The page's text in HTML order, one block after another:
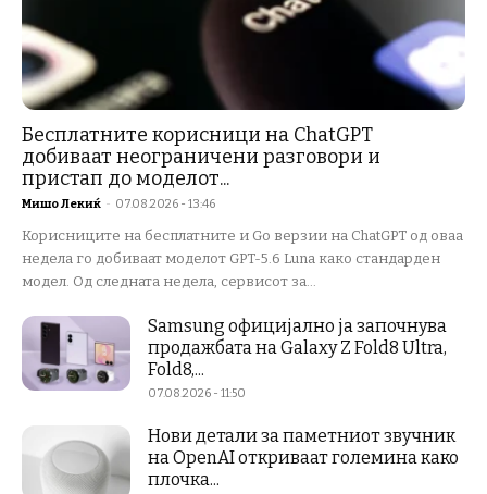
Бесплатните корисници на ChatGPT
добиваат неограничени разговори и
пристап до моделот...
Мишо Лекиќ - 07.08.2026 - 13:46
Корисниците на бесплатните и Go верзии на ChatGPT од оваа
недела го добиваат моделот GPT-5.6 Luna како стандарден
модел. Од следната недела, сервисот за...
Samsung официјално ја започнува
продажбата на Galaxy Z Fold8 Ultra,
Fold8,...
07.08.2026 - 11:50
Нови детали за паметниот звучник
на OpenAI откриваат големина како
плочка...